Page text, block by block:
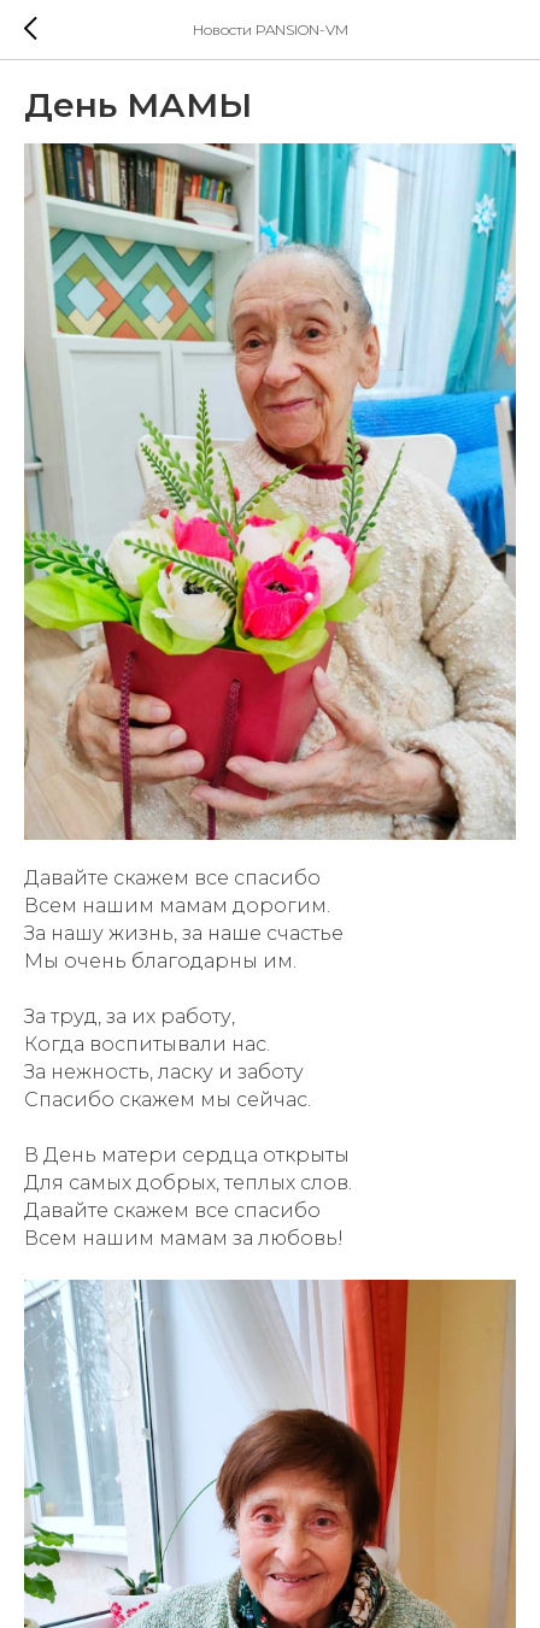
Новости PANSION-VM
День МАМЫ
Давайте скажем все спасибо
Всем нашим мамам дорогим.
За нашу жизнь, за наше счастье
Мы очень благодарны им.
За труд, за их работу,
Когда воспитывали нас.
За нежность, ласку и заботу
Спасибо скажем мы сейчас.
В День матери сердца открыты
Для самых добрых, теплых слов.
Давайте скажем все спасибо
Всем нашим мамам за любовь!